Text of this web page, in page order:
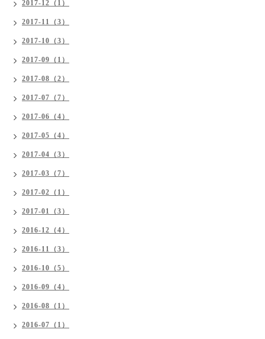
2017-12（1）
2017-11（3）
2017-10（3）
2017-09（1）
2017-08（2）
2017-07（7）
2017-06（4）
2017-05（4）
2017-04（3）
2017-03（7）
2017-02（1）
2017-01（3）
2016-12（4）
2016-11（3）
2016-10（5）
2016-09（4）
2016-08（1）
2016-07（1）